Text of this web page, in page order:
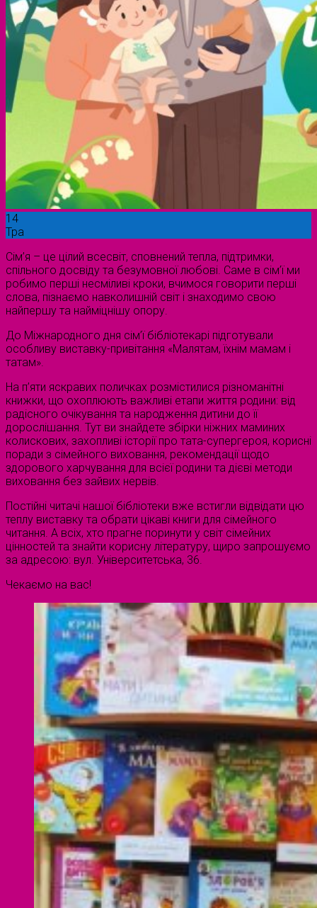
14
Тра
Сім’я – це цілий всесвіт, сповнений тепла, підтримки,
спільного досвіду та безумовної любові. Саме в сім’ї ми
робимо перші несміливі кроки, вчимося говорити перші
слова, пізнаємо навколишній світ і знаходимо свою
найпершу та найміцнішу опору.
До Міжнародного дня сім’ї бібліотекарі підготували
особливу виставку-привітання «Малятам, їхнім мамам і
татам».
На п’яти яскравих поличках розмістилися різноманітні
книжки, що охоплюють важливі етапи життя родини: від
радісного очікування та народження дитини до її
дорослішання. Тут ви знайдете збірки ніжних маминих
колискових, захопливі історії про тата-супергероя, корисні
поради з сімейного виховання, рекомендації щодо
здорового харчування для всієї родини та дієві методи
виховання без зайвих нервів.
Постійні читачі нашої бібліотеки вже встигли відвідати цю
теплу виставку та обрати цікаві книги для сімейного
читання. А всіх, хто прагне поринути у світ сімейних
цінностей та знайти корисну літературу, щиро запрошуємо
за адресою: вул. Університетська, 36.
Чекаємо на вас!